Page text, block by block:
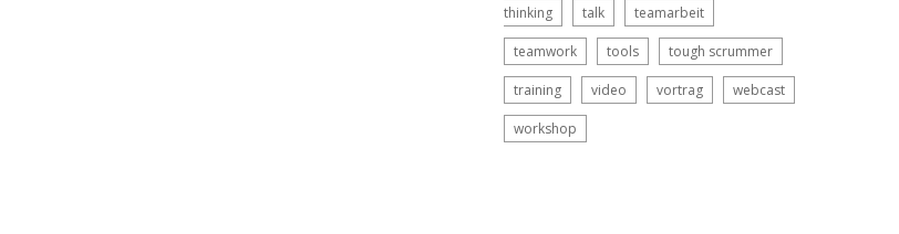
thinking talk teamarbeit
teamwork tools tough scrummer
training video vortrag webcast
workshop